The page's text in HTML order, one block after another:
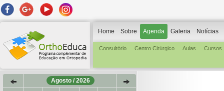
Home Sobre Agenda Galeria Notícias
Consultório Centro Cirúrgico Aulas Cursos
Agosto / 2026